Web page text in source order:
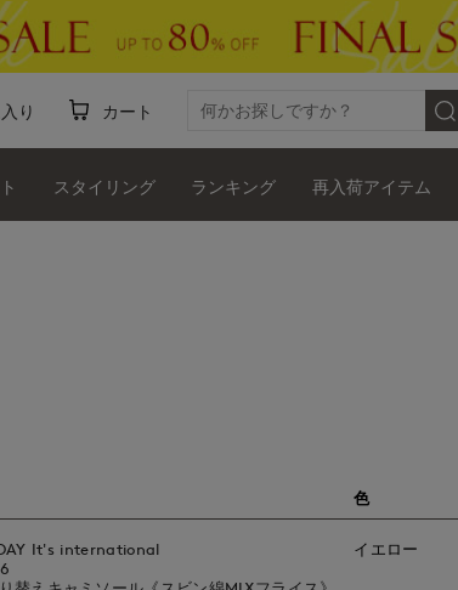
り カート
スタイリング ランキング 再入荷アイテム
色
It's international
イエロー